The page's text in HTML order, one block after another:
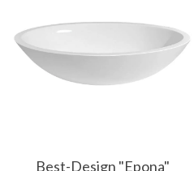
Best-Design "Epona"